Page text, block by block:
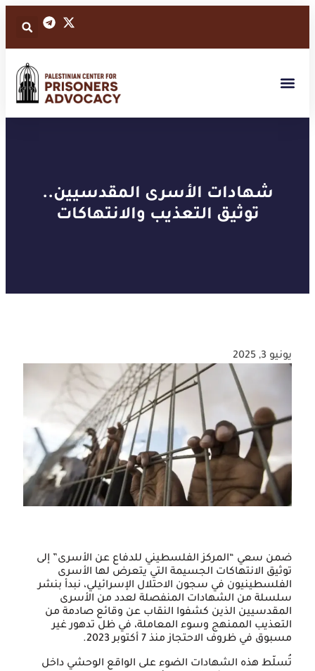
شهادات الأسرى المقدسيين..
توثيق التعذيب والانتهاكات
يونيو 3, 2025
ضمن سعي “المركز الفلسطيني للدفاع عن الأسرى” إلى
توثيق الانتهاكات الجسيمة التي يتعرض لها الأسرى
الفلسطينيون في سجون الاحتلال الإسرائيلي، نبدأ بنشر
سلسلة من الشهادات المنفصلة لعدد من الأسرى
المقدسيين الذين كشفوا النقاب عن وقائع صادمة من
التعذيب الممنهج وسوء المعاملة، في ظل تدهور غير
مسبوق في ظروف الاحتجاز منذ 7 أكتوبر 2023.
تُسلّط هذه الشهادات الضوء على الواقع الوحشي داخل